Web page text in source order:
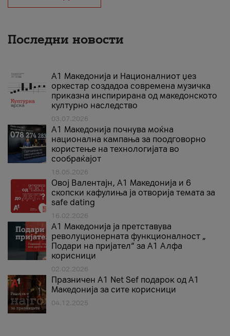
Последни новости
А1 Македонија и Националниот џез
оркестар создадоа современа музичка
приказна инспирирана од македонското
културно наследство
03.07.2026
A1 Македонија почнува моќна
национална кампања за поодговорно
користење на технологијата во
сообраќајот
18.05.2026
Овој Валентајн, A1 Македонија и 6
скопски кафулиња ја отворија темата за
safe dating
16.02.2026
А1 Македонија ја претставува
револуционерната функционалност „
Подари на пријател“ за А1 Алфа
корисници
02.02.2026
Празничен A1 Net Sеf подарок од А1
Македонија за сите корисници
04.12.2025